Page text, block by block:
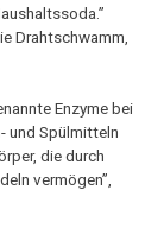
Drahtschwamm,
Enzyme bei
und Spülmitteln
die durch
vermögen”,